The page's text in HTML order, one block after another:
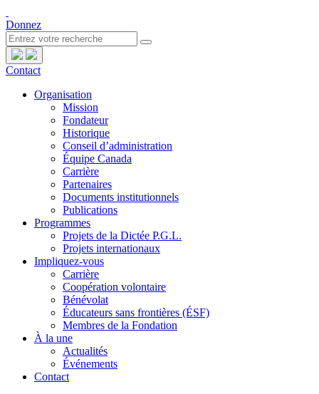
Donnez
Contact
Organisation
Mission
Fondateur
Historique
Conseil d’administration
Équipe Canada
Carrière
Partenaires
Documents institutionnels
Publications
Programmes
Projets de la Dictée P.G.L.
Projets internationaux
Impliquez-vous
Carrière
Coopération volontaire
Bénévolat
Éducateurs sans frontières (ÉSF)
Membres de la Fondation
À la une
Actualités
Événements
Contact